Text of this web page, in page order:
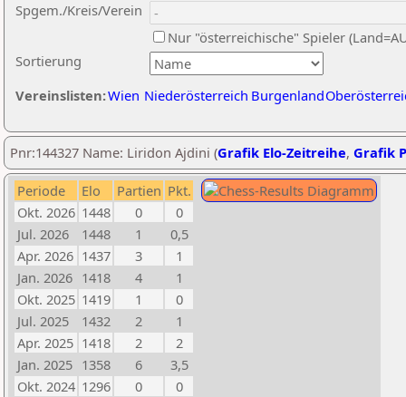
Sortierung
Spgem./Kreis/Verein
Nur "österreichische" Spieler
Vereinslisten:Wien Niederösterreich Burgenland
Pnr:144327 Name: Liridon Ajdini (Grafik Elo-Zeitreihe, Grafik
Periode Elo Partien Pkt.
Okt. 2026 1448 0
0
Jul. 2026
1448 1
0,5
Apr. 2026 1437 3
1
Jan. 2026 1418 4
1
Okt. 2025 1419 1
0
Jul. 2025
1432 2
1
Apr. 2025 1418 2
2
Jan. 2025 1358 6
3,5
Okt. 2024 1296 0
0